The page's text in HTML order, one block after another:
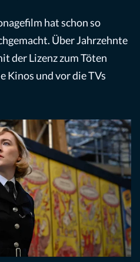
hat schon so
Über Jahrzehnte
der Lizenz zum Töten
Kinos und vor die TVs